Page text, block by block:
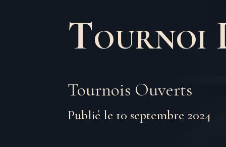
Tournoi
Tournois Ouverts
Publié le 10 septembre 2024